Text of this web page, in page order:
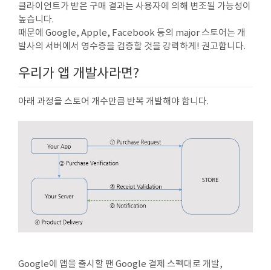
클라이언트가 받은 구매 결과는 사용자에 의해 변조될 가능성이
높습니다.
때문에 Google, Apple, Facebook 등의 major 스토어는 개
발사의 서버에서 영수증을 검증할 것을 강력하게! 권고합니다.
우리가 앱 개발사라면?
아래 과정을 스토어 개수만큼 반복 개발해야 합니다.
Google에 앱을 출시할 땐 Google 결제 스펙대로 개발,